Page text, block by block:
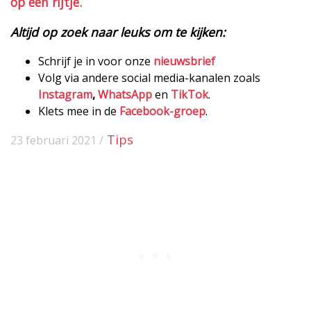
Altijd op zoek naar leuks om te kijken:
Schrijf je in voor onze nieuwsbrief
Volg via andere social media-kanalen zoals
Instagram,WhatsAppen TikTok.
Klets mee in de Facebook-groep.
23 februari 2021 / Tips